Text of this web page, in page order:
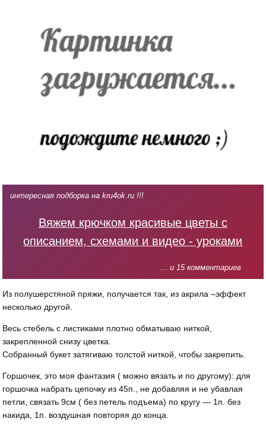
интересная подборка на kru4ok.ru !!!
Вяжем крючком красивые цветы с
описанием, схемами и видео - уроками
... и 15 комментариев
Из полушерстяной пряжи, получается так, из акрила –эффект
несколько другой.
Весь стебель с листиками плотно обматываю ниткой,
закрепленной снизу цветка.
Собранный букет затягиваю толстой ниткой, чтобы закрепить.
Горшочек, это моя фантазия ( можно вязать и по другому): для
горшочка набрать цепочку из 45п., не добавляя и не убавлая
петли, связать 9см ( без петель подъема) по кругу — 1п. без
накида, 1п. воздушная повторяя до конца.